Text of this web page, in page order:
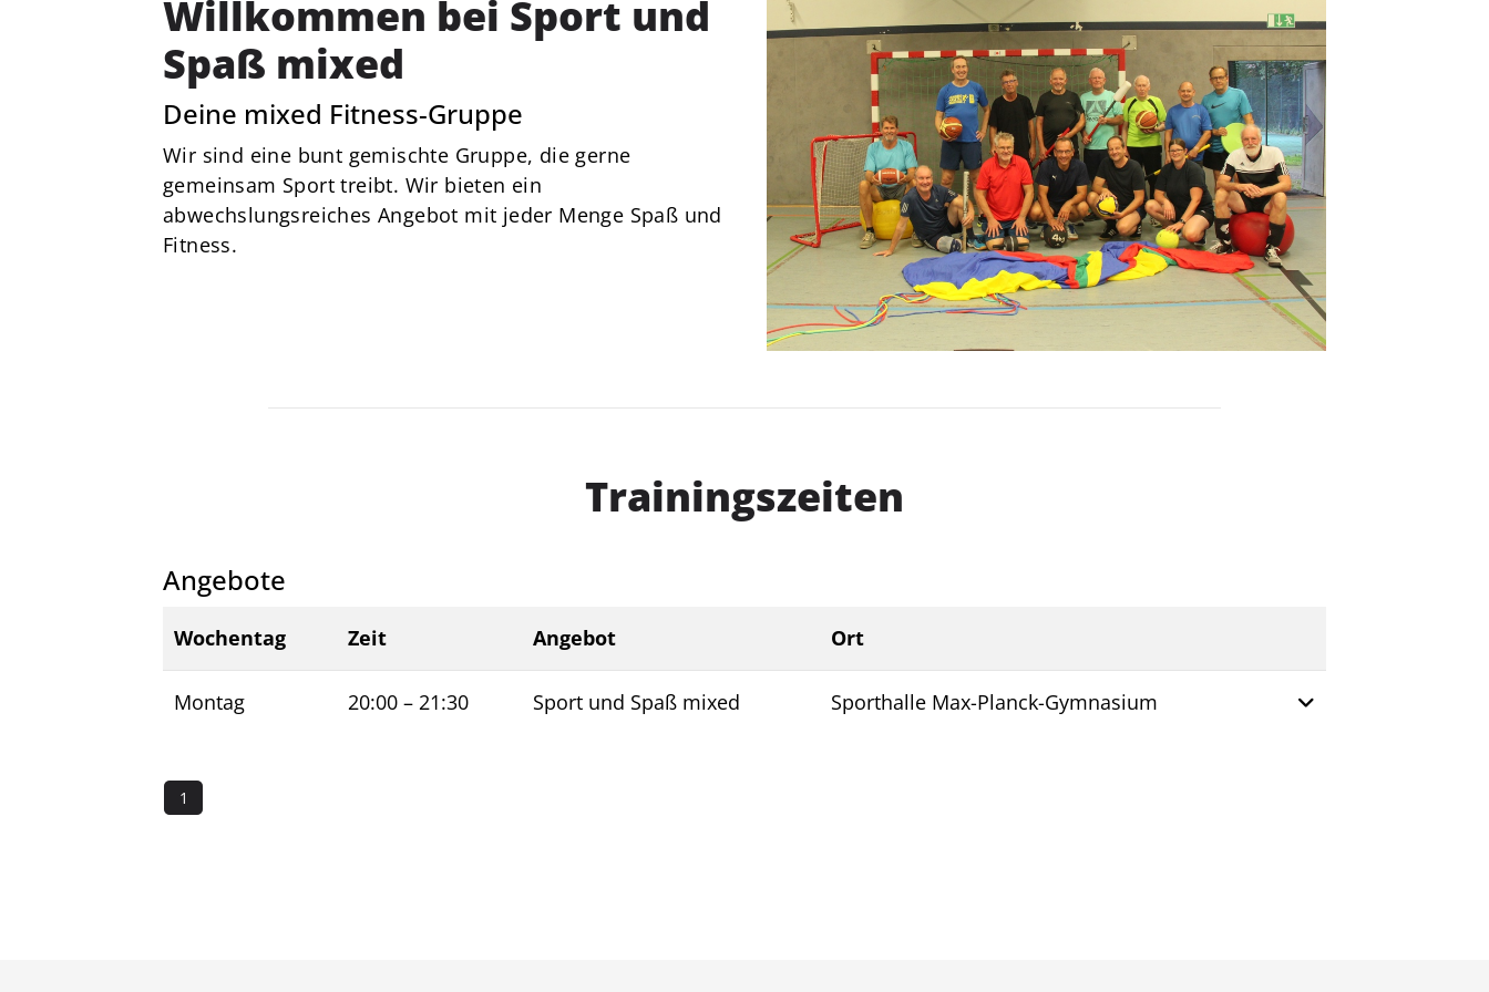
Willkommen bei Sport und
Spaß mixed
Deine mixed Fitness-Gruppe
Wir sind eine bunt gemischte Gruppe, die gerne
gemeinsam Sport treibt. Wir bieten ein
abwechslungsreiches Angebot mit jeder Menge Spaß und
Fitness.
Trainingszeiten
Angebote
Wochentag Zeit Angebot
Ort
Weitere
Montag
20:00 – 21:30 Sport und Spaß mixed Sporthalle Max-Planck-Gymnasium
1
Am Stadtbad 1
27753 Delmenhorst
04221-17685
dtv@delmenhorster-tv.de
News
Sportsuche
Abteilungen
DTVital